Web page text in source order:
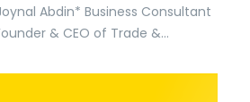
Abdin* Business Consultant
& CEO of Trade &
seeking to thrive in